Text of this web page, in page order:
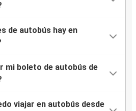
de autobús hay en
mi boleto de autobús de
viajar en autobús desde